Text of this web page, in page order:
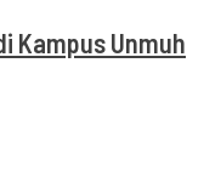
Kampus Unmuh